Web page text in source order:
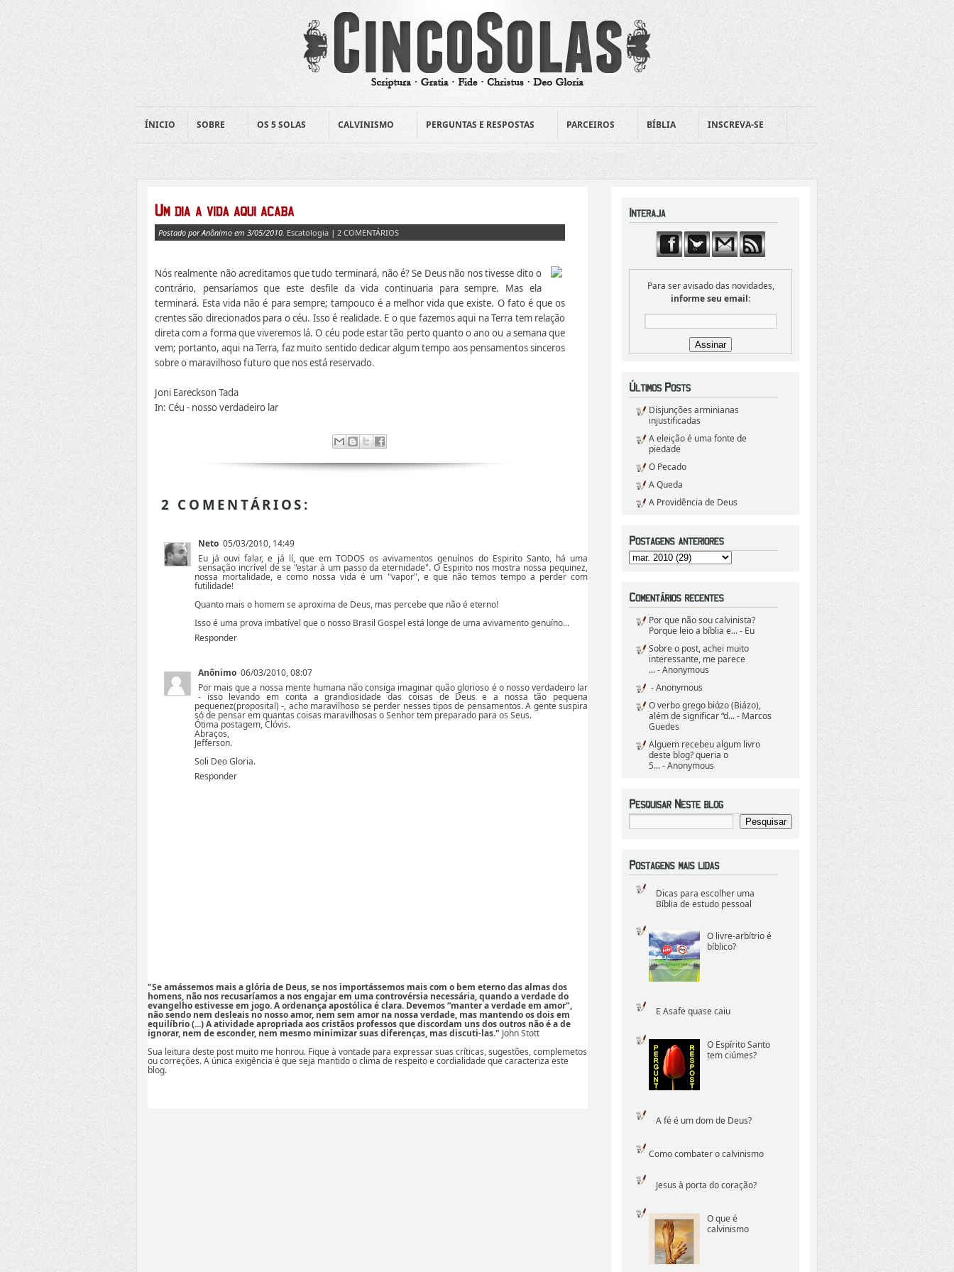
ÍNICIO SOBRE OS 5 SOLAS CALVINISMO PERGUNTAS E RESPOSTAS PARCEIROS BÍBLIA INSCREVA-SE
Para ser avisado das novidades,
informe seu email:
Disjunções arminianas
injustificadas
A eleição é uma fonte de
piedade
O Pecado
A Queda
A Providência de Deus
Por que não sou calvinista?
Porque leio a bíblia e...- Eu
Sobre o post, achei muito
interessante, me parece
...- Anonymous
- Anonymous
O verbo grego biάzo (Biázo),
além de significar “d...- Marcos
Guedes
Alguem recebeu algum livro
deste blog? queria o
5...- Anonymous
Dicas para escolher uma
Bíblia de estudo pessoal
O livre-arbítrio é
bíblico?
E Asafe quase caiu
O Espírito Santo
tem ciúmes?
A fé é um dom de Deus?
Como combater o calvinismo
Jesus à porta do coração?
O que é
calvinismo
Postado por Anônimo em 3/05/2010. Escatologia | 2 COMENTÁRIOS
Nós realmente não acreditamos que tudo terminará, não é? Se Deus não nos tivesse dito o
contrário, pensaríamos que este desfile da vida continuaria para sempre. Mas ela
terminará. Esta vida não é para sempre; tampouco é a melhor vida que existe. O fato é que os
crentes são direcionados para o céu. Isso é realidade. E o que fazemos aqui na Terra tem relação
direta com a forma que viveremos lá. O céu pode estar tão perto quanto o ano ou a semana que
vem; portanto, aqui na Terra, faz muito sentido dedicar algum tempo aos pensamentos sinceros
sobre o maravilhoso futuro que nos está reservado.
Joni Eareckson Tada
In: Céu - nosso verdadeiro lar
2 COMENTÁRIOS:
Neto 05/03/2010, 14:49
Eu já ouvi falar, e já lí, que em TODOS os avivamentos genuínos do Espirito Santo, há uma
sensação incrível de se "estar à um passo da eternidade". O Espirito nos mostra nossa pequinez,
nossa mortalidade, e como nossa vida é um "vapor", e que não temos tempo a perder com
futilidade!
Quanto mais o homem se aproxima de Deus, mas percebe que não é eterno!
Isso é uma prova imbatível que o nosso Brasil Gospel está longe de uma avivamento genuíno...
Responder
Anônimo 06/03/2010, 08:07
Por mais que a nossa mente humana não consiga imaginar quão glorioso é o nosso verdadeiro lar
- isso levando em conta a grandiosidade das coisas de Deus e a nossa tão pequena
pequenez(proposital) -, acho maravilhoso se perder nesses tipos de pensamentos. A gente suspira
só de pensar em quantas coisas maravilhosas o Senhor tem preparado para os Seus.
Ótima postagem, Clóvis.
Abraços,
Jefferson.
Soli Deo Gloria.
Responder
"Se amássemos mais a glória de Deus, se nos importássemos mais com o bem eterno das almas dos
homens, não nos recusaríamos a nos engajar em uma controvérsia necessária, quando a verdade do
evangelho estivesse em jogo. A ordenança apostólica é clara. Devemos “manter a verdade em amor",
não sendo nem desleais no nosso amor, nem sem amor na nossa verdade, mas mantendo os dois em
equilíbrio (...) A atividade apropriada aos cristãos professos que discordam uns dos outros não é a de
ignorar, nem de esconder, nem mesmo minimizar suas diferenças, mas discuti-las." John Stott
Sua leitura deste post muito me honrou. Fique à vontade para expressar suas críticas, sugestões, complemetos
ou correções. A única exigência é que seja mantido o clima de respeito e cordialidade que caracteriza este
blog.